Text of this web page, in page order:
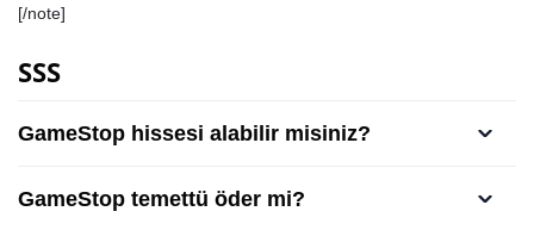
[/note]
SSS
GameStop hissesi alabilir misiniz?
GameStop temettü öder mi?